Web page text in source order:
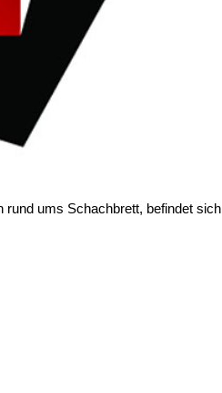
rund ums Schachbrett, befindet sich